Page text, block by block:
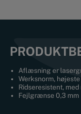
Aflæsning er
Werksnorm,
Ridseresistent,
Fejlgrænse 0,3 mm